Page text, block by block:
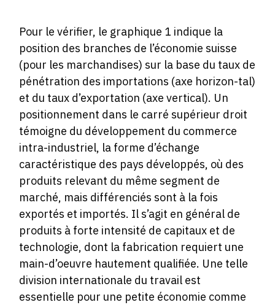
Pour le vérifier, le graphique 1 indique la
position des branches de l’économie suisse
(pour les marchandises) sur la base du taux de
pénétration des importations (axe horizon-tal)
et du taux d’exportation (axe vertical). Un
positionnement dans le carré supérieur droit
témoigne du développement du commerce
intra-industriel, la forme d’échange
caractéristique des pays développés, où des
produits relevant du même segment de
marché, mais différenciés sont à la fois
exportés et importés. Il s’agit en général de
produits à forte intensité de capitaux et de
technologie, dont la fabrication requiert une
main-d’oeuvre hautement qualifiée. Une telle
division internationale du travail est
essentielle pour une petite économie comme